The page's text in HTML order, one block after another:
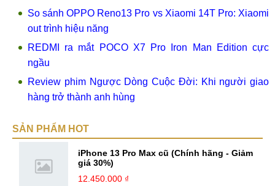
So sánh OPPO Reno13 Pro vs Xiaomi 14T Pro: Xiaomi
out trình hiệu năng
REDMI ra mắt POCO X7 Pro Iron Man Edition cực
ngầu
Review phim Ngược Dòng Cuộc Đời: Khi người giao
hàng trở thành anh hùng
SẢN PHẨM HOT
iPhone 13 Pro Max cũ (Chính hãng - Giảm
giá 30%)
12.450.000 ₫